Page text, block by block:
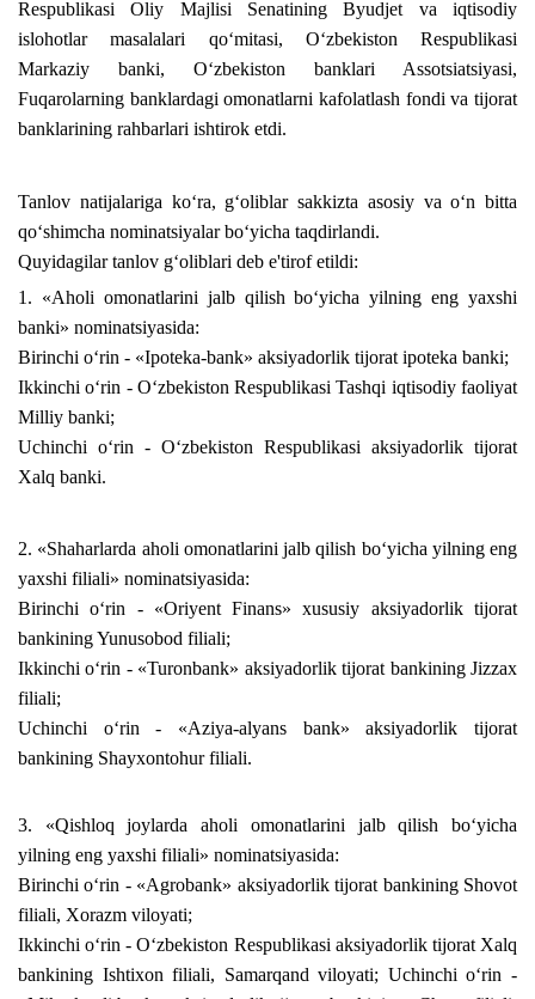
Respublikasi Oliy Majlisi Senatining Byudjet va iqtisodiy
islohotlar masalalari qo‘mitasi, O‘zbekiston Respublikasi
Markaziy banki, O‘zbekiston banklari Assotsiatsiyasi,
Fuqarolarning banklardagi omonatlarni kafolatlash fondi va tijorat
banklarining rahbarlari ishtirok etdi.
Tanlov natijalariga ko‘ra, g‘oliblar sakkizta asosiy va o‘n bitta
qo‘shimcha nominatsiyalar bo‘yicha taqdirlandi.
Quyidagilar tanlov g‘oliblari deb e'tirof etildi:
1. «Aholi omonatlarini jalb qilish bo‘yicha yilning eng yaxshi
banki» nominatsiyasida:
Birinchi o‘rin - «Ipoteka-bank» aksiyadorlik tijorat ipoteka banki;
Ikkinchi o‘rin - O‘zbekiston Respublikasi Tashqi iqtisodiy faoliyat
Milliy banki;
Uchinchi o‘rin - O‘zbekiston Respublikasi aksiyadorlik tijorat
Xalq banki.
2. «Shaharlarda aholi omonatlarini jalb qilish bo‘yicha yilning eng
yaxshi filiali» nominatsiyasida:
Birinchi o‘rin - «Oriyent Finans» xususiy aksiyadorlik tijorat
bankining Yunusobod filiali;
Ikkinchi o‘rin - «Turonbank» aksiyadorlik tijorat bankining Jizzax
filiali;
Uchinchi o‘rin - «Aziya-alyans bank» aksiyadorlik tijorat
bankining Shayxontohur filiali.
3. «Qishloq joylarda aholi omonatlarini jalb qilish bo‘yicha
yilning eng yaxshi filiali» nominatsiyasida:
Birinchi o‘rin - «Agrobank» aksiyadorlik tijorat bankining Shovot
filiali, Xorazm viloyati;
Ikkinchi o‘rin - O‘zbekiston Respublikasi aksiyadorlik tijorat Xalq
bankining Ishtixon filiali, Samarqand viloyati; Uchinchi o‘rin -